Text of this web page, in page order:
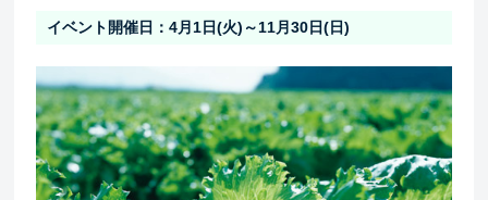
イベント開催日：4月1日(火)～11月30日(日)